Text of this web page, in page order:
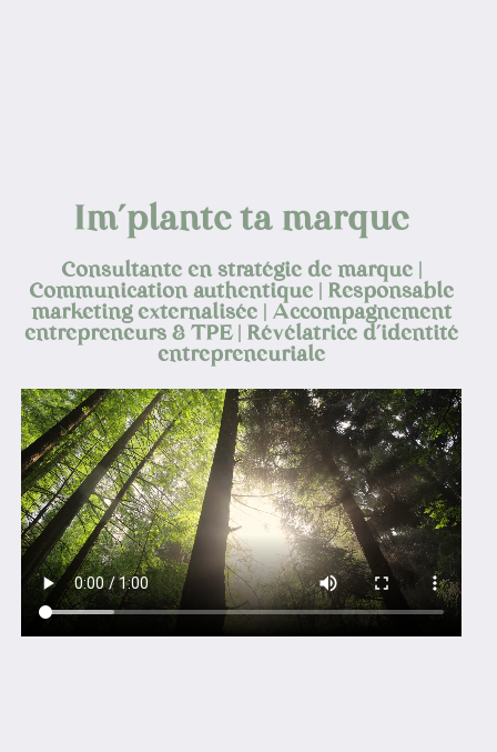
Im’plante ta marque
Consultante en stratégie de marque |
Communication authentique | Responsable
marketing externalisée | Accompagnement
entrepreneurs & TPE | Révélatrice d’identité
entrepreneuriale